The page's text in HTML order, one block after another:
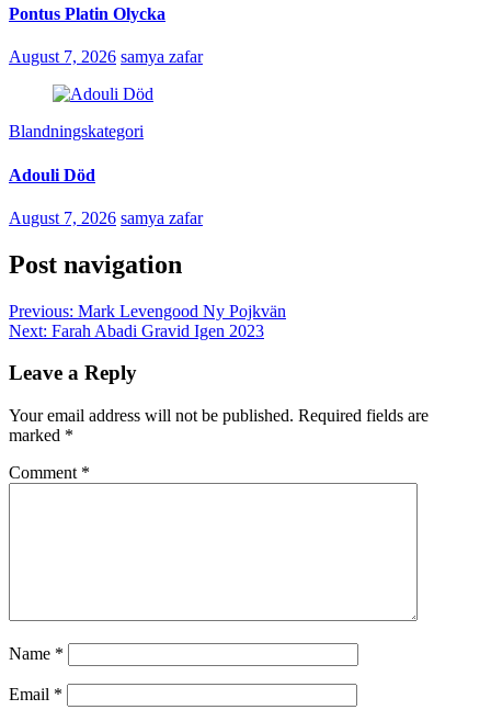
Pontus Platin Olycka
August 7, 2026 samya zafar
Blandningskategori
Adouli Död
August 7, 2026 samya zafar
Post navigation
Previous: Mark Levengood Ny Pojkvän
Next: Farah Abadi Gravid Igen 2023
Leave a Reply
Your email address will not be published. Required fields are
marked *
Comment *
Name *
Email *